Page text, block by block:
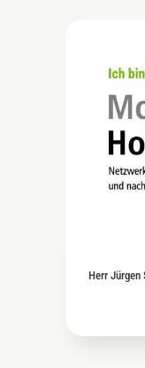
Herr Jürgen